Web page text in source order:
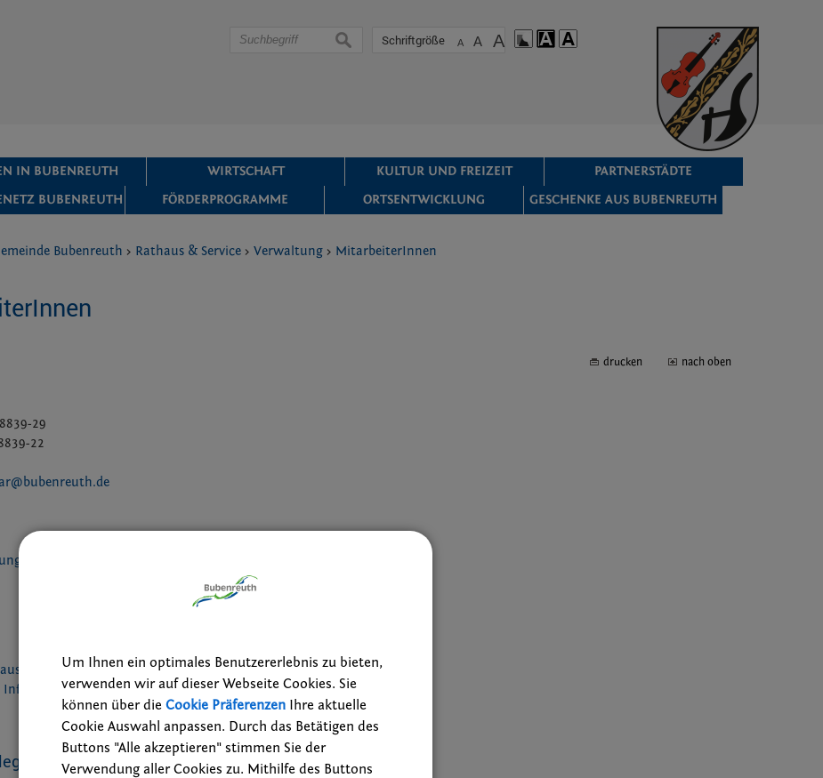
Schriftgröße A A A
suchen
IN BUBENREUTH WIRTSCHAFT KULTUR UND FREIZEIT
PARTNERSTÄDTE
BUBENREUTH FÖRDERPROGRAMME ORTSENTWICKLUNG GESCHENKE AUS BUBENREUTH
Bubenreuth > Rathaus & Service >Verwaltung > MitarbeiterInnen
drucken nach oben
29
22
Beantragung der Befreiung von der Ausweispflicht
Informationen zur Mittagsbetreuung
/ -Kollegen:
Um Ihnen ein optimales Benutzererlebnis zu bieten,
verwenden wir auf dieser Webseite Cookies. Sie
können über die Cookie PräferenzenIhre aktuelle
Cookie Auswahl anpassen. Durch das Betätigen des
Buttons "Alle akzeptieren" stimmen Sie der
Verwendung aller Cookies zu. Mithilfe des Buttons